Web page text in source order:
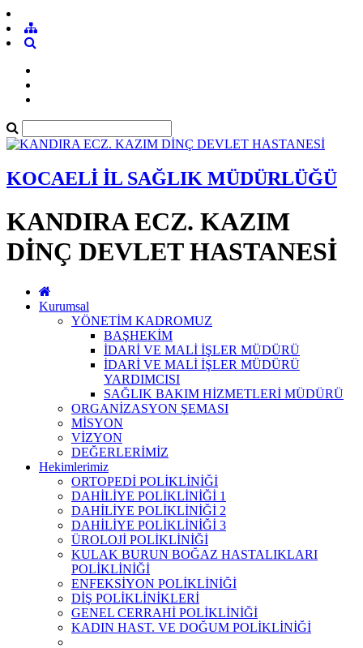
KOCAELİ İL SAĞLIK MÜDÜRLÜĞÜ
KANDIRA ECZ. KAZIM
DİNÇ DEVLET HASTANESİ
Kurumsal
YÖNETİM KADROMUZ
BAŞHEKİM
İDARİ VE MALİ İŞLER MÜDÜRÜ
İDARİ VE MALİ İŞLER MÜDÜRÜ
YARDIMCISI
SAĞLIK BAKIM HİZMETLERİ MÜDÜRÜ
ORGANİZASYON ŞEMASI
MİSYON
VİZYON
DEĞERLERİMİZ
Hekimlerimiz
ORTOPEDİ POLİKLİNİĞİ
DAHİLİYE POLİKLİNİĞİ 1
DAHİLİYE POLİKLİNİĞİ 2
DAHİLİYE POLİKLİNİĞİ 3
ÜROLOJİ POLİKLİNİĞİ
KULAK BURUN BOĞAZ HASTALIKLARI
POLİKLİNİĞİ
ENFEKSİYON POLİKLİNİĞİ
DİŞ POLİKLİNİKLERİ
GENEL CERRAHİ POLİKLİNİĞİ
KADIN HAST. VE DOĞUM POLİKLİNİĞİ